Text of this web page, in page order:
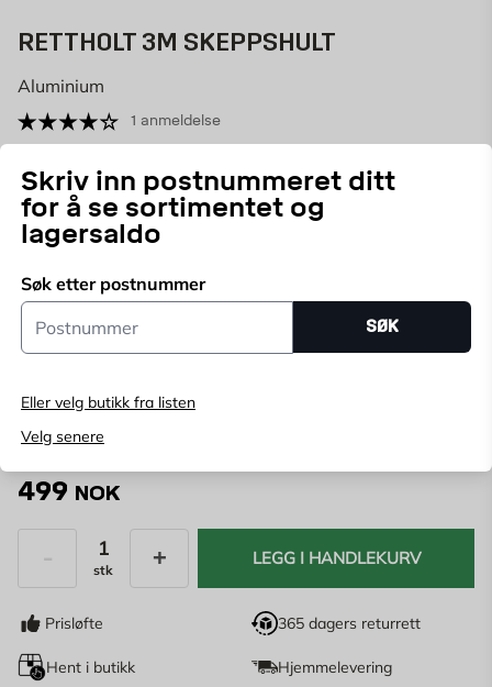
Skriv inn postnummeret ditt
for å se sortimentet og
lagersaldo
Søk etter postnummer
Postnummer
SØK
Eller velg butikk fra listen
Velg senere
RETTHOLT 3M SKEPPSHULT
Aluminium
1 anmeldelse
Et rettholt/en planke av kraftig aluminium på 3 m.
Velg butikk
Velg butikk for å se lagerstatus
499 NOK
stk
LEGG I HANDLEKURV
Prisløfte 365 dagers returrett
Hent i butikk Hjemmelevering